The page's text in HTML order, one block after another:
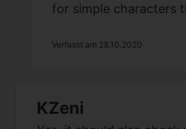
for simple characters
Verfasst am 28.10.2020
KZeni